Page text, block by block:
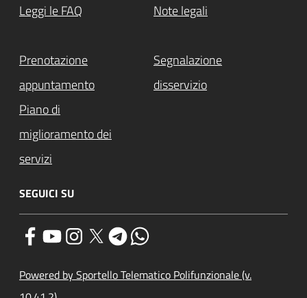
Leggi le FAQ Note legali
Prenotazione
appuntamento
Segnalazione
disservizio
Piano di
miglioramento dei
servizi
SEGUICI SU
Powered by Sportello Telematico Polifunzionale (v.